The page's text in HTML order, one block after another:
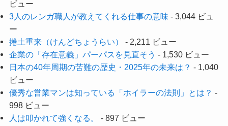
ビュー
3人のレンガ職人が教えてくれる仕事の意味 - 3,044 ビュ
ー
捲土重来（けんどちょうらい）
- 2,211 ビュー
企業の「存在意義」パーパスを見直そう - 1,530 ビュー
日本の40年周期の苦難の歴史・2025年の未来は？ - 1,040
ビュー
優秀な営業マンは知っている「ホイラーの法則」とは？ -
998 ビュー
人は叩かれて強くなる。
- 897 ビュー